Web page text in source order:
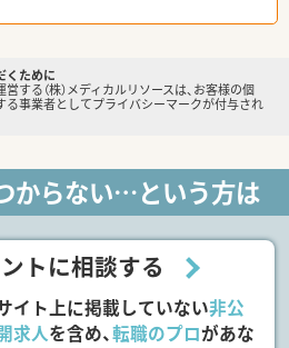
くために
する（株）メディカルリソースは、お客様の個
る事業者としてプライバシーマークが付与され
からない…という方は
トに相談する
イト上に掲載していない非公
求人を含め、転職のプロがあな